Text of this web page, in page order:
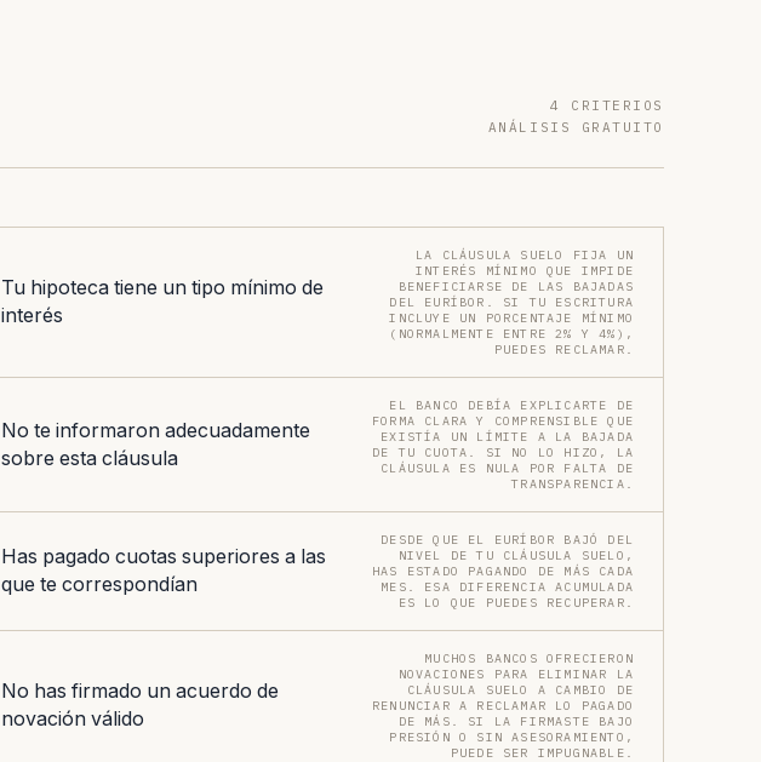
4 CRITERIOS
ANÁLISIS GRATUITO
Tu hipoteca tiene un tipo mínimo de
interés
LA CLÁUSULA SUELO FIJA UN
INTERÉS MÍNIMO QUE IMPIDE
BENEFICIARSE DE LAS BAJADAS
DEL EURÍBOR. SI TU ESCRITURA
INCLUYE UN PORCENTAJE MÍNIMO
(NORMALMENTE ENTRE 2% Y 4%),
PUEDES RECLAMAR.
No te informaron adecuadamente
sobre esta cláusula
EL BANCO DEBÍA EXPLICARTE DE
FORMA CLARA Y COMPRENSIBLE QUE
EXISTÍA UN LÍMITE A LA BAJADA
DE TU CUOTA. SI NO LO HIZO, LA
CLÁUSULA ES NULA POR FALTA DE
TRANSPARENCIA.
Has pagado cuotas superiores a las
que te correspondían
DESDE QUE EL EURÍBOR BAJÓ DEL
NIVEL DE TU CLÁUSULA SUELO,
HAS ESTADO PAGANDO DE MÁS CADA
MES. ESA DIFERENCIA ACUMULADA
ES LO QUE PUEDES RECUPERAR.
No has firmado un acuerdo de
novación válido
MUCHOS BANCOS OFRECIERON
NOVACIONES PARA ELIMINAR LA
CLÁUSULA SUELO A CAMBIO DE
RENUNCIAR A RECLAMAR LO PAGADO
DE MÁS. SI LA FIRMASTE BAJO
PRESIÓN O SIN ASESORAMIENTO,
PUEDE SER IMPUGNABLE.